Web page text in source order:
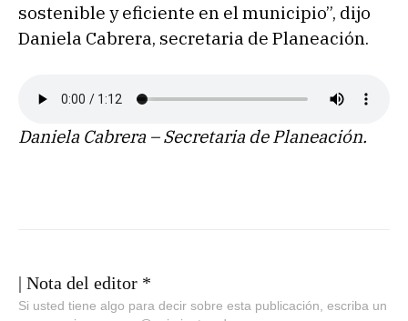
sostenible y eficiente en el municipio”, dijo
Daniela Cabrera, secretaria de Planeación.
Daniela Cabrera – Secretaria de Planeación.
| Nota del editor *
Si usted tiene algo para decir sobre esta publicación, escriba un